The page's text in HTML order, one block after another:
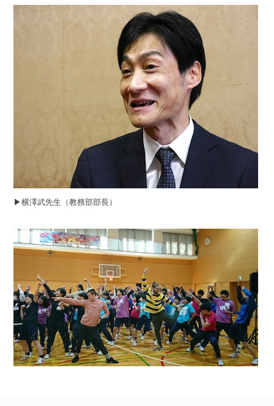
▶︎横澤武先生（教務部部長）